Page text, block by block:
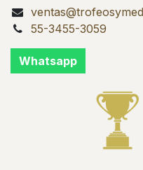
55-3455-3059
Whatsapp